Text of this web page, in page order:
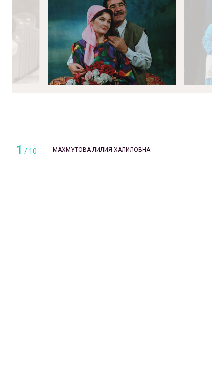
1 / 10 МАХМУТОВА ЛИЛИЯ ХАЛИЛОВНА